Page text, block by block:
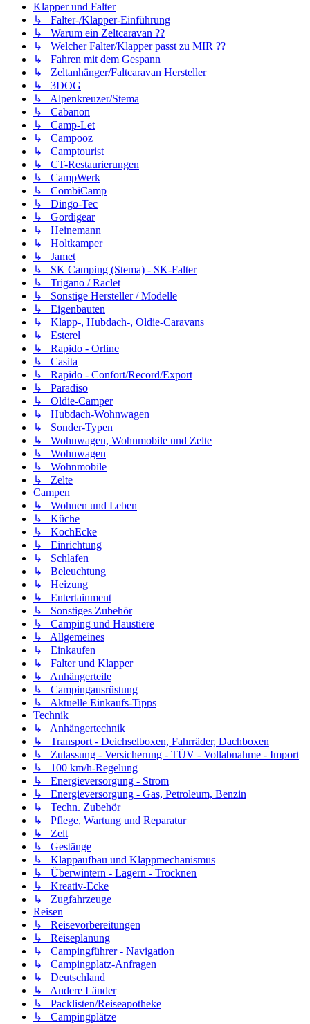
Klapper und Falter
↳ Falter-/Klapper-Einführung
↳ Warum ein Zeltcaravan ??
↳ Welcher Falter/Klapper passt zu MIR ??
↳ Fahren mit dem Gespann
↳ Zeltanhänger/Faltcaravan Hersteller
↳ 3DOG
↳ Alpenkreuzer/Stema
↳ Cabanon
↳ Camp-Let
↳ Campooz
↳ Camptourist
↳ CT-Restaurierungen
↳ CampWerk
↳ CombiCamp
↳ Dingo-Tec
↳ Gordigear
↳ Heinemann
↳ Holtkamper
↳ Jamet
↳ SK Camping (Stema) - SK-Falter
↳ Trigano / Raclet
↳ Sonstige Hersteller / Modelle
↳ Eigenbauten
↳ Klapp-, Hubdach-, Oldie-Caravans
↳ Esterel
↳ Rapido - Orline
↳ Casita
↳ Rapido - Confort/Record/Export
↳ Paradiso
↳ Oldie-Camper
↳ Hubdach-Wohnwagen
↳ Sonder-Typen
↳ Wohnwagen, Wohnmobile und Zelte
↳ Wohnwagen
↳ Wohnmobile
↳ Zelte
Campen
↳ Wohnen und Leben
↳ Küche
↳ KochEcke
↳ Einrichtung
↳ Schlafen
↳ Beleuchtung
↳ Heizung
↳ Entertainment
↳ Sonstiges Zubehör
↳ Camping und Haustiere
↳ Allgemeines
↳ Einkaufen
↳ Falter und Klapper
↳ Anhängerteile
↳ Campingausrüstung
↳ Aktuelle Einkaufs-Tipps
Technik
↳ Anhängertechnik
↳ Transport - Deichselboxen, Fahrräder, Dachboxen
↳ Zulassung - Versicherung - TÜV - Vollabnahme - Import
↳ 100 km/h-Regelung
↳ Energieversorgung - Strom
↳ Energieversorgung - Gas, Petroleum, Benzin
↳ Techn. Zubehör
↳ Pflege, Wartung und Reparatur
↳ Zelt
↳ Gestänge
↳ Klappaufbau und Klappmechanismus
↳ Überwintern - Lagern - Trocknen
↳ Kreativ-Ecke
↳ Zugfahrzeuge
Reisen
↳ Reisevorbereitungen
↳ Reiseplanung
↳ Campingführer - Navigation
↳ Campingplatz-Anfragen
↳ Deutschland
↳ Andere Länder
↳ Packlisten/Reiseapotheke
↳ Campingplätze